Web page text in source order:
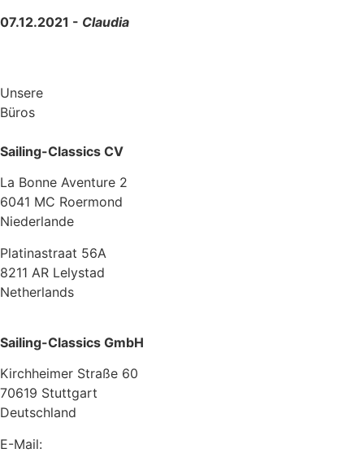
07.12.2021 - Claudia
Unsere
Büros
Sailing-Classics CV
La Bonne Aventure 2
6041 MC Roermond
Niederlande
Platinastraat 56A
8211 AR Lelystad
Netherlands
Sailing-Classics GmbH
Kirchheimer Straße 60
70619 Stuttgart
Deutschland
E-Mail: